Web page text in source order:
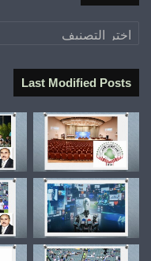
تصنيفات
Last Modified Posts